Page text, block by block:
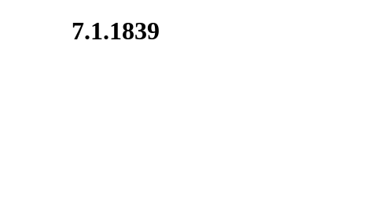
7.1.1839